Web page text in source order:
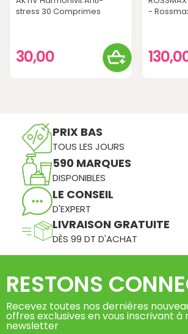
stress 30 Comprimes
30,00
-
PRIX BAS
TOUS LES JOURS
590 MARQUES
DISPONIBLES
LE CONSEIL
D'EXPERT
LIVRAISON GRATUITE
DÈS 99 DT D'ACHAT
RESTONS
Recevez toutes nos dernières
offres exclusives en vous inscrivant à
newsletter